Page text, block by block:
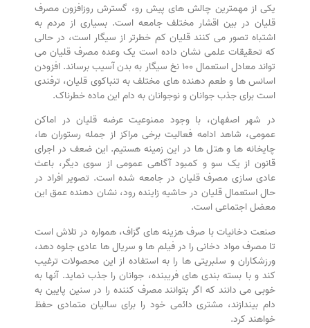
یکی از مهمترین چالش های پیش رو، گسترش روزافزون مصرف
قلیان در بین اقشار مختلف جامعه است. بسیاری از مردم به
اشتباه تصور می کنند قلیان کم خطرتر از سیگار است، در حالی
که تحقیقات علمی نشان داده است یک وعده مصرف قلیان می
تواند معادل استعمال ۱۰۰ نخ سیگار به بدن آسیب برساند. افزودن
اسانس ها و طعم دهنده های مختلف به تنباکوی قلیان، ترفندی
است برای جذب جوانان و نوجوانان به دام این ماده خطرناک.
در شهر اصفهان، با وجود ممنوعیت عرضه قلیان در اماکن
عمومی، شاهد ادامه فعالیت برخی مراکز از جمله رستوران ها،
چایخانه ها و هتل ها در این زمینه هستیم. این ضعف در اجرای
قانون از یک سو و کمبود آگاهی عمومی از سوی دیگر، باعث
عادی سازی مصرف قلیان در جامعه شده است. تصویر افراد در
حال استعمال قلیان در حاشیه زاینده رود، نشان دهنده عمق این
معضل اجتماعی است.
صنعت دخانیات با صرف هزینه های گزاف، همواره در تلاش است
تا مصرف مواد دخانی را در فیلم ها و سریال ها عادی جلوه دهد،
ورزشکاران و سلبریتی ها را به استفاده از این محصولات ترغیب
کند و با بسته بندی های فریبنده، جوانان را جذب نماید. آنها به
خوبی می دانند که اگر بتوانند مصرف کننده را در سنین پایین به
دام بیندازند، مشتری دائمی خود را برای سالیان متمادی حفظ
خواهند کرد.